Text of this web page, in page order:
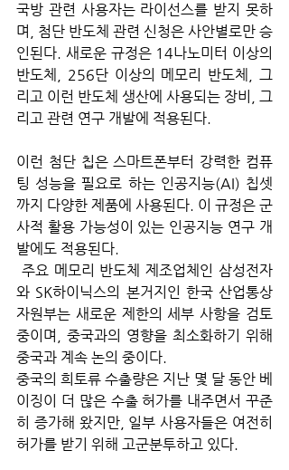
국방 관련 사용자는 라이선스를 받지 못하
며, 첨단 반도체 관련 신청은 사안별로만 승
인된다. 새로운 규정은 14나노미터 이상의
반도체, 256단 이상의 메모리 반도체, 그
리고 이런 반도체 생산에 사용되는 장비, 그
리고 관련 연구 개발에 적용된다.
이런 첨단 칩은 스마트폰부터 강력한 컴퓨
팅 성능을 필요로 하는 인공지능(AI) 칩셋
까지 다양한 제품에 사용된다. 이 규정은 군
사적 활용 가능성이 있는 인공지능 연구 개
발에도 적용된다.
와 SK하이닉스의 본거지인 한국 산업통상
자원부는 새로운 제한의 세부 사항을 검토
중이며, 중국과의 영향을 최소화하기 위해
중국과 계속 논의 중이다.
중국의 희토류 수출량은 지난 몇 달 동안 베
이징이 더 많은 수출 허가를 내주면서 꾸준
히 증가해 왔지만, 일부 사용자들은 여전히
허가를 받기 위해 고군분투하고 있다.